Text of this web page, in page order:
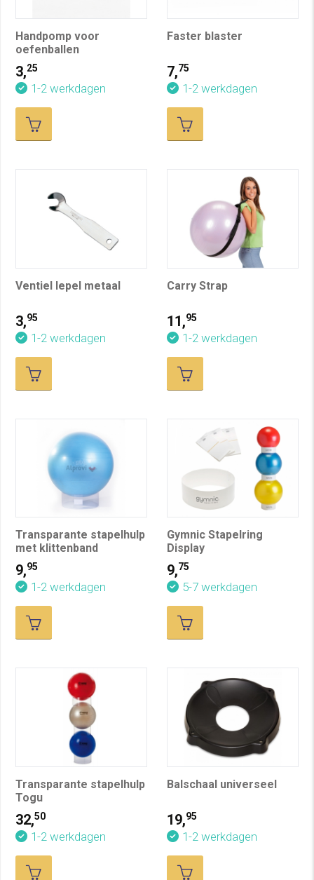
Handpomp voor
oefenballen
3,25
1-2 werkdagen
Faster blaster
7,75
1-2 werkdagen
Ventiel lepel metaal
3,95
1-2 werkdagen
Carry Strap
11,95
1-2 werkdagen
Transparante stapelhulp
met klittenband
9,95
1-2 werkdagen
Gymnic Stapelring
Display
9,75
5-7 werkdagen
Transparante stapelhulp
Togu
32,50
1-2 werkdagen
Balschaal universeel
19,95
1-2 werkdagen